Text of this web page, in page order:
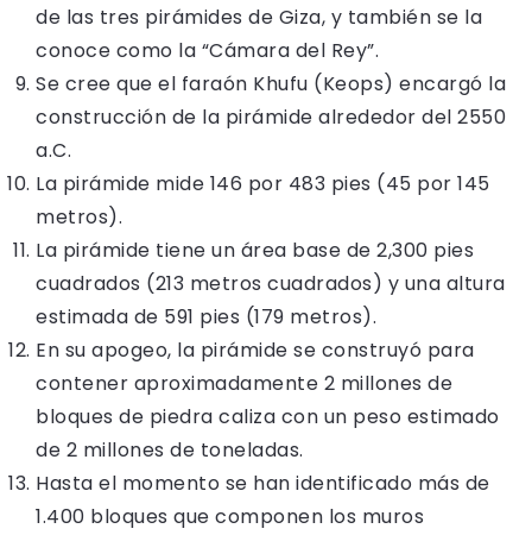
de las tres pirámides de Giza, y también se la
conoce como la “Cámara del Rey”.
Se cree que el faraón Khufu (Keops) encargó la
construcción de la pirámide alrededor del 2550
a.C.
La pirámide mide 146 por 483 pies (45 por 145
metros).
La pirámide tiene un área base de 2,300 pies
cuadrados (213 metros cuadrados) y una altura
estimada de 591 pies (179 metros).
En su apogeo, la pirámide se construyó para
contener aproximadamente 2 millones de
bloques de piedra caliza con un peso estimado
de 2 millones de toneladas.
Hasta el momento se han identificado más de
1.400 bloques que componen los muros